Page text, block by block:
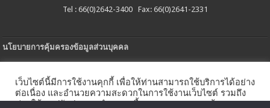
Tel : 66(0)2642-3400 Fax: 66(0)2641-2331
นโยบายการคุ้มครองข้อมูลส่วนบุคคล
นโยบายการใช้คกกี้
เว็บไซต์นี้มีการใช้งานคุกกี้ เพื่อให้ท่านสามารถใช้บริการได้อย่าง
ต่อเนื่อง และอำนวยความสะดวกในการใช้งานเว็บไซต์ รวมถึง
ช่วยให้เราปรับปรุงการนำเสนอเนื้อหาตรงตามความต้องการ